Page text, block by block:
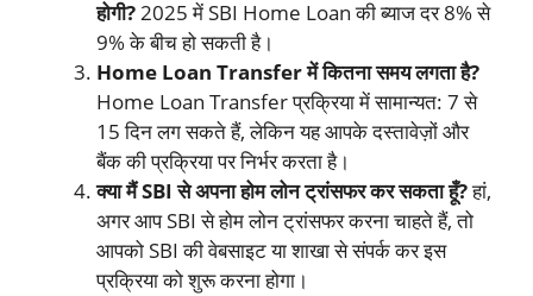
होगी?2025 में SBI Home Loan की ब्याज दर 8% से
9% के बीच हो सकती है।
Home Loan Transfer में कितना समय लगता है?
Home Loan Transfer प्रक्रिया में सामान्यत: 7 से
15 दिन लग सकते हैं, लेकिन यह आपके दस्तावेज़ों और
बैंक की प्रक्रिया पर निर्भर करता है।
क्या मैं SBI से अपना होम लोन ट्रांसफर कर सकता हूँ?हां,
अगर आप SBI से होम लोन ट्रांसफर करना चाहते हैं, तो
आपको SBI की वेबसाइट या शाखा से संपर्क कर इस
प्रक्रिया को शुरू करना होगा।